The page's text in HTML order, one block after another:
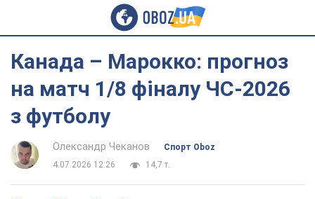
Канада – Марокко: прогноз
на матч 1/8 фіналу ЧС-2026
з футболу
Олександр Чеканов
Спорт Oboz
4.07.2026 12:26
14,7 т.